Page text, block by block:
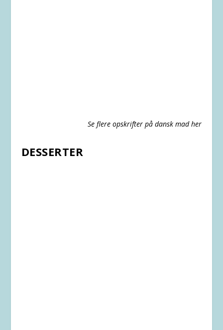
Se flere opskrifter på dansk mad her
DESSERTER